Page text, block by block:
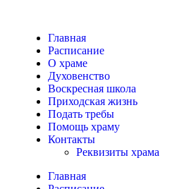
Главная
Расписание
О храме
Духовенство
Воскресная школа
Приходская жизнь
Подать требы
Помощь храму
Контакты
Реквизиты храма
Главная